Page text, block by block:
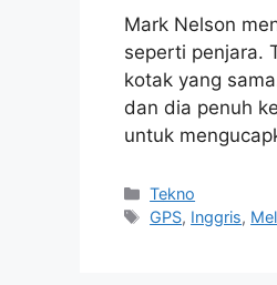
Mark Nelson
seperti penjara.
kotak yang
dan dia penuh
untuk
Kategori
Tekno
Tag
GPS, Inggris,